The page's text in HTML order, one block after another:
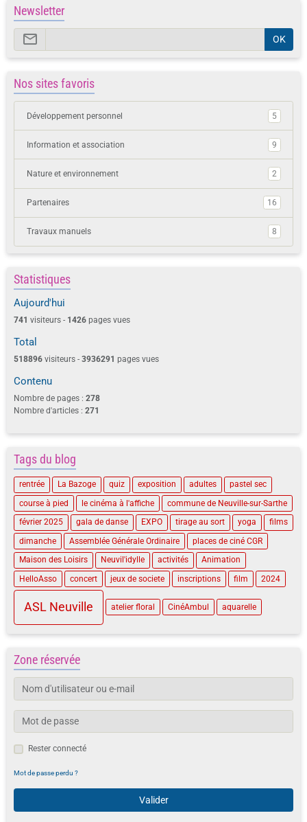
Newsletter
OK
Nos sites favoris
Développement personnel 5
Information et association 9
Nature et environnement 2
Partenaires 16
Travaux manuels 8
Statistiques
Aujourd'hui
741 visiteurs - 1426 pages vues
Total
518896 visiteurs - 3936291 pages vues
Contenu
Nombre de pages : 278
Nombre d'articles : 271
Tags du blog
rentrée La Bazoge quiz exposition adultes
pastel sec
course à pied
le cinéma à l'affiche
commune de Neuville-sur-Sarthe
février 2025
gala de danse EXPO tirage au sort yoga
films
dimanche
Assemblée Générale Ordinaire
places de ciné CGR
Maison des Loisirs
Neuvil'idylle activités
Animation
HelloAsso
concert jeux de societe inscriptions film 2024
ASL Neuville atelier floral CinéAmbul aquarelle
Zone réservée
Rester connecté
Mot de passe perdu ?
Valider